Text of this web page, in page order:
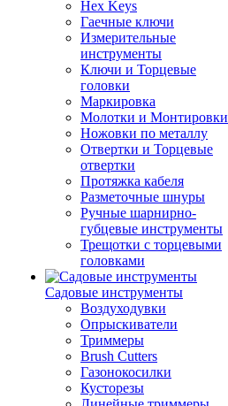
Hex Keys
Гаечные ключи
Измерительные
инструменты
Ключи и Торцевые
головки
Маркировка
Молотки и Монтировки
Ножовки по металлу
Отвертки и Торцевые
отвертки
Протяжка кабеля
Разметочные шнуры
Ручные шарнирно-
губцевые инструменты
Трещотки с торцевыми
головками
Садовые инструменты
Воздуходувки
Опрыскиватели
Триммеры
Brush Cutters
Газонокосилки
Кусторезы